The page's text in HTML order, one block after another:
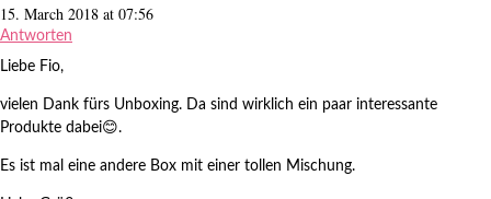
15. March 2018 at 07:56
Antworten
Liebe Fio,
vielen Dank fürs Unboxing. Da sind wirklich ein paar interessante
Produkte dabei😊.
Es ist mal eine andere Box mit einer tollen Mischung.